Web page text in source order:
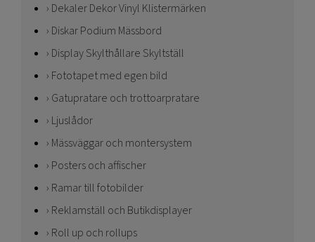
Dekaler Dekor Vinyl Klistermärken
Diskar Podium Mässbord
Display Skylthållare Skyltställ
Fototapet med egen bild
Gatupratare och trottoarpratare
Ljuslådor
Mässväggar och montersystem
Posters och affischer
Ramar till fotobilder
Reklamställ och Butikdisplayer
Roll up och rollups